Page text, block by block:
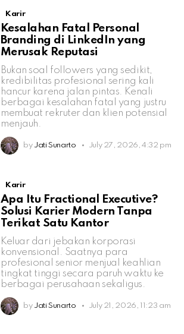
Karir
Kesalahan Fatal Personal
Branding di LinkedIn yang
Merusak Reputasi
Bukan soal followers yang sedikit,
kredibilitas profesional sering kali
hancur karena jalan pintas. Kenali
berbagai kesalahan fatal yang justru
membuat rekruter dan klien potensial
menjauh.
by Jati Sunarto July 27, 2026, 4:32 pm
Karir
Apa Itu Fractional Executive?
Solusi Karier Modern Tanpa
Terikat Satu Kantor
Keluar dari jebakan korporasi
konvensional. Saatnya para
profesional senior menjual keahlian
tingkat tinggi secara paruh waktu ke
berbagai perusahaan sekaligus.
by Jati Sunarto July 21, 2026, 11:23 am